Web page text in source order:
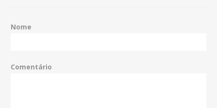
Nome
Comentário